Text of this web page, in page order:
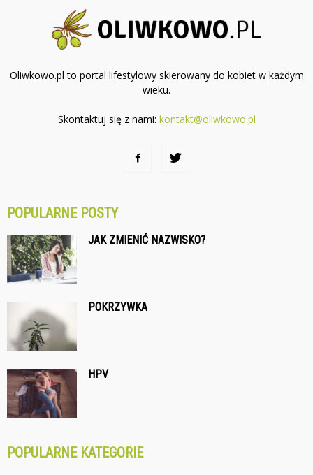
Oliwkowo.pl to portal lifestylowy skierowany do kobiet w każdym
wieku.
Skontaktuj się z nami: kontakt@oliwkowo.pl
POPULARNE POSTY
JAK ZMIENIĆ NAZWISKO?
POKRZYWKA
HPV
POPULARNE KATEGORIE